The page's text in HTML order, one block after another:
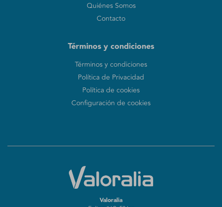
Quiénes Somos
Contacto
Términos y condiciones
Términos y condiciones
Política de Privacidad
Política de cookies
Configuración de cookies
Valoralia